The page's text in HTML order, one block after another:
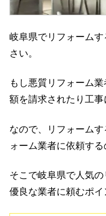
岐阜県でリフォーム
さい。
もし悪質リフォーム
額を請求されたり工事
なので、リフォーム
ォーム業者に依頼する
そこで岐阜県で人気
優良な業者に頼むポイ